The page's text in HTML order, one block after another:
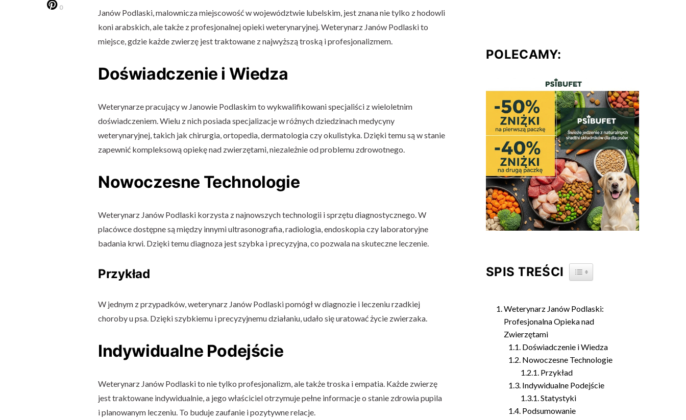
0
Janów Podlaski, malownicza miejscowość w województwie lubelskim, jest znana nie tylko z hodowli
koni arabskich, ale także z profesjonalnej opieki weterynaryjnej. Weterynarz Janów Podlaski to
miejsce, gdzie każde zwierzę jest traktowane z najwyższą troską i profesjonalizmem.
Doświadczenie i Wiedza
Weterynarze pracujący w Janowie Podlaskim to wykwalifikowani specjaliści z wieloletnim
doświadczeniem. Wielu z nich posiada specjalizacje w różnych dziedzinach medycyny
weterynaryjnej, takich jak chirurgia, ortopedia, dermatologia czy okulistyka. Dzięki temu są w stanie
zapewnić kompleksową opiekę nad zwierzętami, niezależnie od problemu zdrowotnego.
Nowoczesne Technologie
Weterynarz Janów Podlaski korzysta z najnowszych technologii i sprzętu diagnostycznego. W
placówce dostępne są między innymi ultrasonografia, radiologia, endoskopia czy laboratoryjne
badania krwi. Dzięki temu diagnoza jest szybka i precyzyjna, co pozwala na skuteczne leczenie.
Przykład
W jednym z przypadków, weterynarz Janów Podlaski pomógł w diagnozie i leczeniu rzadkiej
choroby u psa. Dzięki szybkiemu i precyzyjnemu działaniu, udało się uratować życie zwierzaka.
Indywidualne Podejście
Weterynarz Janów Podlaski to nie tylko profesjonalizm, ale także troska i empatia. Każde zwierzę
jest traktowane indywidualnie, a jego właściciel otrzymuje pełne informacje o stanie zdrowia pupila
i planowanym leczeniu. To buduje zaufanie i pozytywne relacje.
POLECAMY:
SPIS TREŚCI TOGGLE TABLE OF CONTENT
Weterynarz Janów Podlaski:
Profesjonalna Opieka nad
Zwierzętami
Doświadczenie i Wiedza
Nowoczesne Technologie
Przykład
Indywidualne Podejście
Statystyki
Podsumowanie